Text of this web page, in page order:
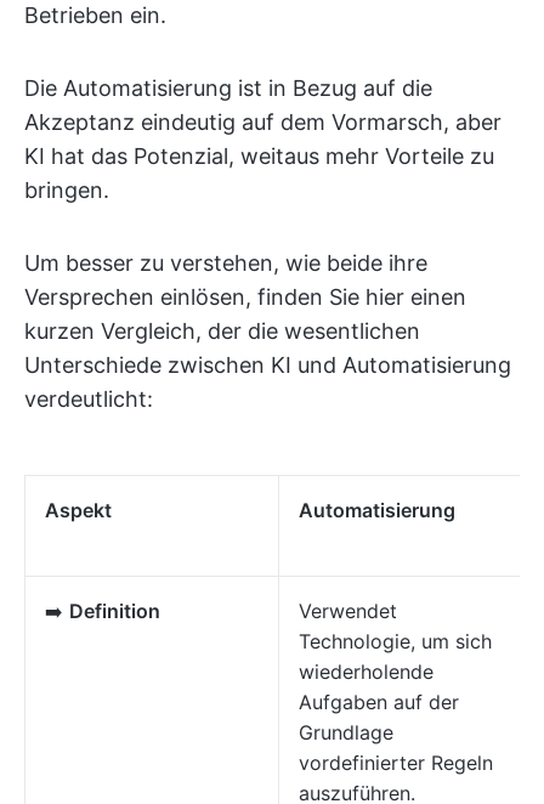
Betrieben ein.
Die Automatisierung ist in Bezug auf die
Akzeptanz eindeutig auf dem Vormarsch, aber
KI hat das Potenzial, weitaus mehr Vorteile zu
bringen.
Um besser zu verstehen, wie beide ihre
Versprechen einlösen, finden Sie hier einen
kurzen Vergleich, der die wesentlichen
Unterschiede zwischen KI und Automatisierung
verdeutlicht:
Aspekt Automatisierung
➡️ Definition
Verwendet
Technologie, um sich
wiederholende
Aufgaben auf der
Grundlage
vordefinierter Regeln
auszuführen.